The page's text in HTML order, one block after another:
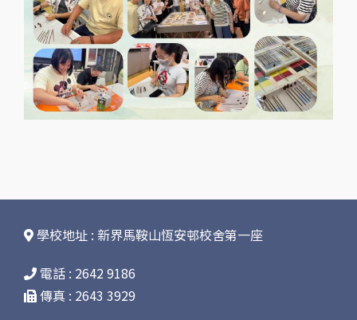
學校地址 : 新界馬鞍山恆安邨校舍第一座
電話 : 2642 9186
傳真 : 2643 3929